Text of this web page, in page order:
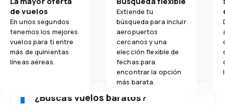
de vuelos
En unos segundos
tenemos los mejores
vuelos para ti entre
más de quinientas
líneas aéreas.
Extiende tu
búsqueda para incluir
aeropuertos
cercanos y una
elección flexible de
fechas para
encontrar la opción
más barata.
¿Buscas vuelos baratos?